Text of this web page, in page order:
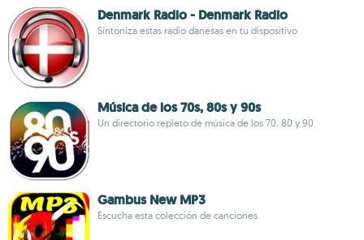
Denmark Radio - Denmark Radio
Sintoniza estas radio danesas en tu dispositivo
Música de los 70s, 80s y 90s
Un directorio repleto de música de los 70, 80 y 90
Gambus New MP3
Escucha esta colección de canciones